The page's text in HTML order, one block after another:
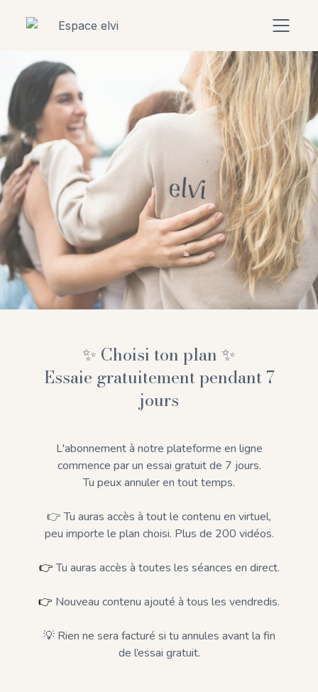
✨ Choisi ton plan ✨
Essaie gratuitement pendant 7
jours
L'abonnement à notre plateforme en ligne
commence par un essai gratuit de 7 jours.
Tu peux annuler en tout temps.
👉 Tu auras accès à tout le contenu en virtuel,
peu importe le plan choisi. Plus de 200 vidéos.
👉Tu auras accès à toutes les séances en direct.
👉 Nouveau contenu ajouté à tous les vendredis.
💡 Rien ne sera facturé si tu annules avant la fin
de l’essai gratuit.